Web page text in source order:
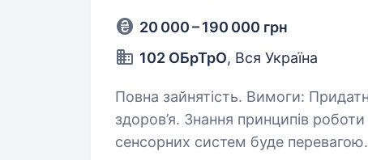
20 000 – 190 000 грн
102 ОБрТрО, Вся Україна
Повна зайнятість. Вимоги: Придатність до військової служби за станом
здоров’я. Знання принципів роботи перехоплювачів БПЛА та відповідних
сенсорних систем буде перевагою. Висока концентрація уваги, здатність